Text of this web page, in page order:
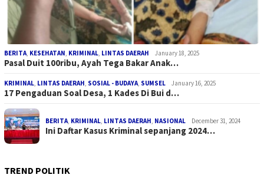
BERITA KESEHATAN KRIMINAL LINTAS DAERAH January 18, 2025
Pasal Duit 100ribu, Ayah Tega Bakar Anak…
KRIMINAL LINTAS DAERAH SOSIAL - BUDAYA SUMSEL January 16, 2025
17 Pengaduan Soal Desa, 1 Kades Di Bui d…
BERITA KRIMINAL LINTAS DAERAH NASIONAL December 31, 2024
Ini Daftar Kasus Kriminal sepanjang 2024…
TREND POLITIK